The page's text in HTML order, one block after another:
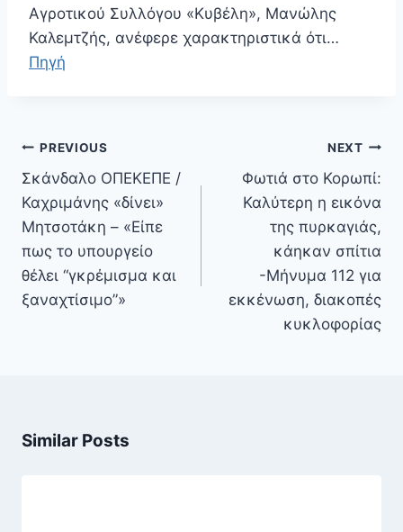
Αγροτικού Συλλόγου «Κυβέλη», Μανώλης
Καλεμτζής, ανέφερε χαρακτηριστικά ότι…
Πηγή
Πλοήγηση
άρθρων
PREVIOUS
Σκάνδαλο ΟΠΕΚΕΠΕ /
Καχριμάνης «δίνει»
Μητσοτάκη – «Είπε
πως το υπουργείο
θέλει “γκρέμισμα και
ξαναχτίσιμο”»
NEXT
Φωτιά στο Κορωπί:
Καλύτερη η εικόνα
της πυρκαγιάς,
κάηκαν σπίτια
-Μήνυμα 112 για
εκκένωση, διακοπές
κυκλοφορίας
Similar Posts